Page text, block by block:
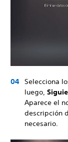
Selecciona
luego,
Aparece el
descripción
necesario.